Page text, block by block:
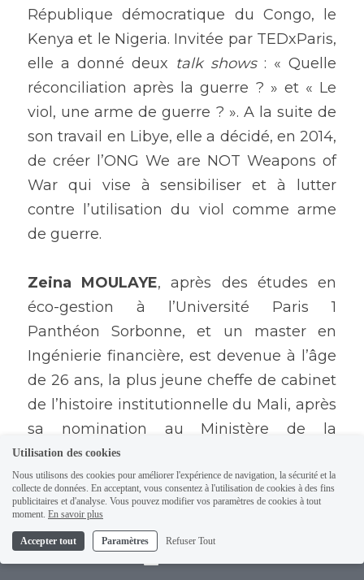
République démocratique du Congo, le
Kenya et le Nigeria. Invitée par TEDxParis,
elle a donné deux talk shows : « Quelle
réconciliation après la guerre ? » et « Le
viol, une arme de guerre ? ». A la suite de
son travail en Libye, elle a décidé, en 2014,
de créer l’ONG We are NOT Weapons of
War qui vise à sensibiliser et à lutter
contre l’utilisation du viol comme arme
de guerre.
Zeina MOULAYE, après des études en
éco-gestion à l’Université Paris 1
Panthéon Sorbonne, et un master en
Ingénierie financière, est devenue à l’âge
de 26 ans, la plus jeune cheffe de cabinet
de l’histoire institutionnelle du Mali, après
sa nomination au Ministère de la
Réconciliation nationale.
Solange FEOKETCHANG, après des
études de droit privé à l’Université de
Douala au Cameroun et l’obtention du
Utilisation des cookies
Nous utilisons des cookies pour améliorer l'expérience de navigation, la sécurité et la
collecte de données. En acceptant, vous consentez à l'utilisation de cookies à des fins
publicitaires et d'analyse. Vous pouvez modifier vos paramètres de cookies à tout
moment. En savoir plus
Accepter tout Paramètres Refuser Tout